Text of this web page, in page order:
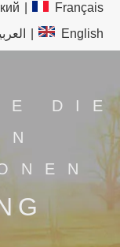
Français
English
DIE